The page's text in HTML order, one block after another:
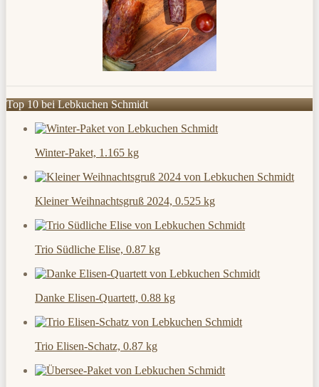
Top 10 bei Lebkuchen Schmidt
Winter-Paket, 1.165 kg
Kleiner Weihnachtsgruß 2024, 0.525 kg
Trio Südliche Elise, 0.87 kg
Danke Elisen-Quartett, 0.88 kg
Trio Elisen-Schatz, 0.87 kg